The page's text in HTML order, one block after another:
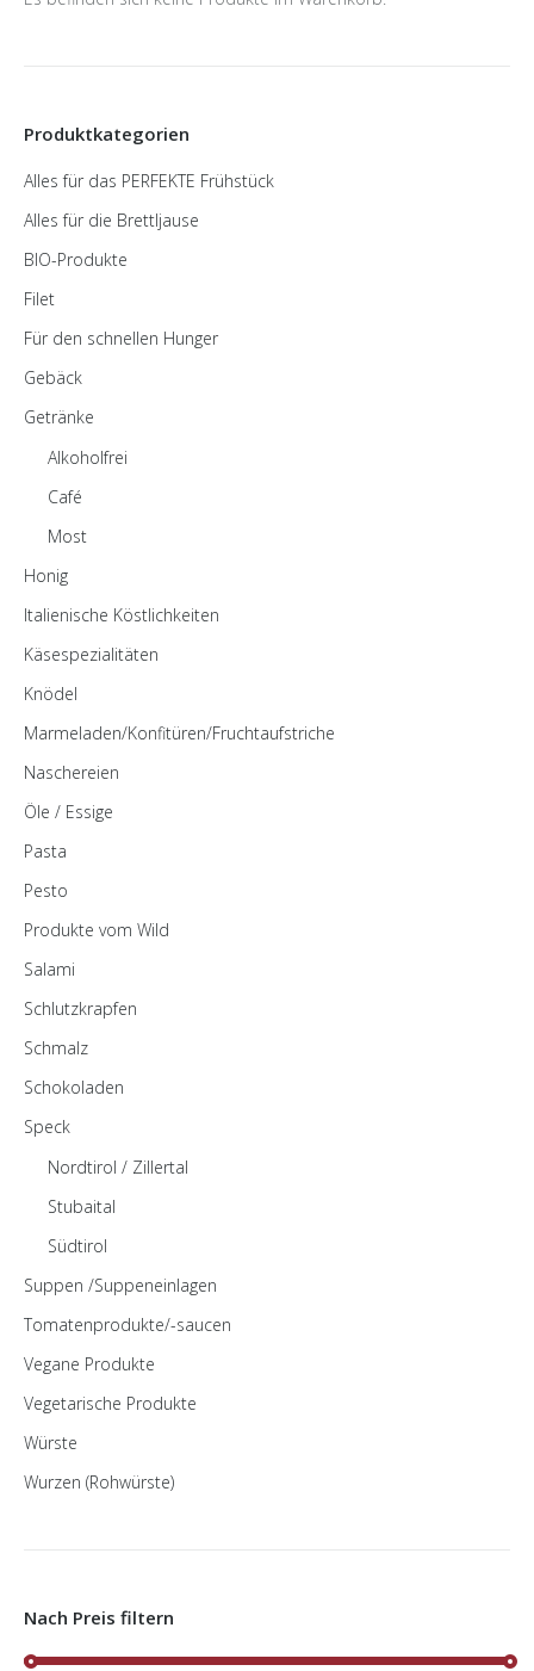
Produktkategorien
Alles für das PERFEKTE Frühstück
Alles für die Brettljause
BIO-Produkte
Filet
Für den schnellen Hunger
Gebäck
Getränke
Alkoholfrei
Café
Most
Honig
Italienische Köstlichkeiten
Käsespezialitäten
Knödel
Marmeladen/Konfitüren/Fruchtaufstriche
Naschereien
Öle / Essige
Pasta
Pesto
Produkte vom Wild
Salami
Schlutzkrapfen
Schmalz
Schokoladen
Speck
Nordtirol / Zillertal
Stubaital
Südtirol
Suppen /Suppeneinlagen
Tomatenprodukte/-saucen
Vegane Produkte
Vegetarische Produkte
Würste
Wurzen (Rohwürste)
Nach Preis filtern